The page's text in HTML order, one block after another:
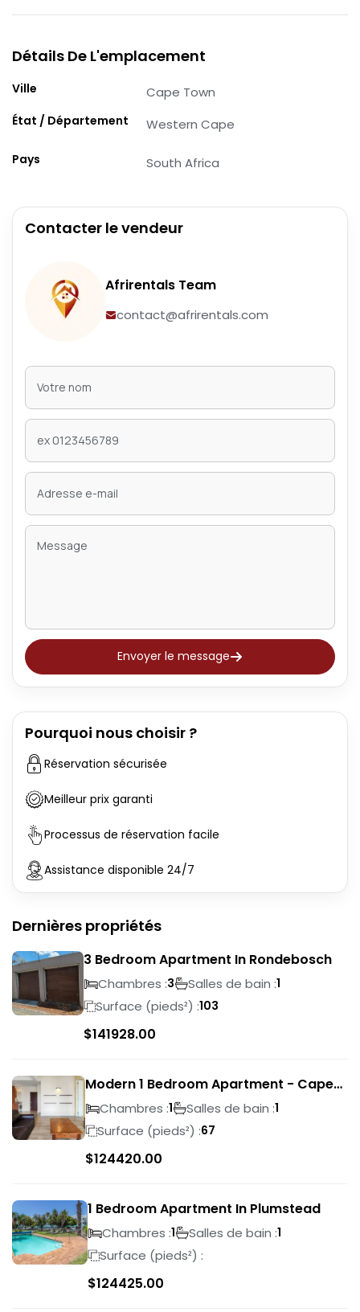
Détails De L'emplacement
Ville Cape Town
État / Département Western Cape
Pays South Africa
Contacter le vendeur
Afrirentals Team
contact@afrirentals.com
Envoyer le message
Pourquoi nous choisir ?
Réservation sécurisée
Meilleur prix garanti
Processus de réservation facile
Assistance disponible 24/7
Dernières propriétés
3 Bedroom Apartment In Rondebosch
Chambres :3 Salles de bain :1
Surface (pieds²) :103
$141928.00
Modern 1 Bedroom Apartment - Cape
TownChambres :1 Salles de bain :1
Surface (pieds²) :67
$124420.00
1 Bedroom Apartment In Plumstead
Chambres :1 Salles de bain :1
Surface (pieds²) :
$124425.00